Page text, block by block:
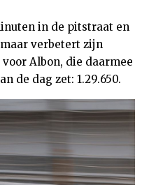
in de pitstraat en
maar verbetert zijn
Albon, die daarmee
de dag zet: 1.29.650.